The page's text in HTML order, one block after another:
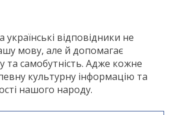
українські відповідники не
мову, але й допомагає
та самобутність. Адже кожне
культурну інформацію та
нашого народу.